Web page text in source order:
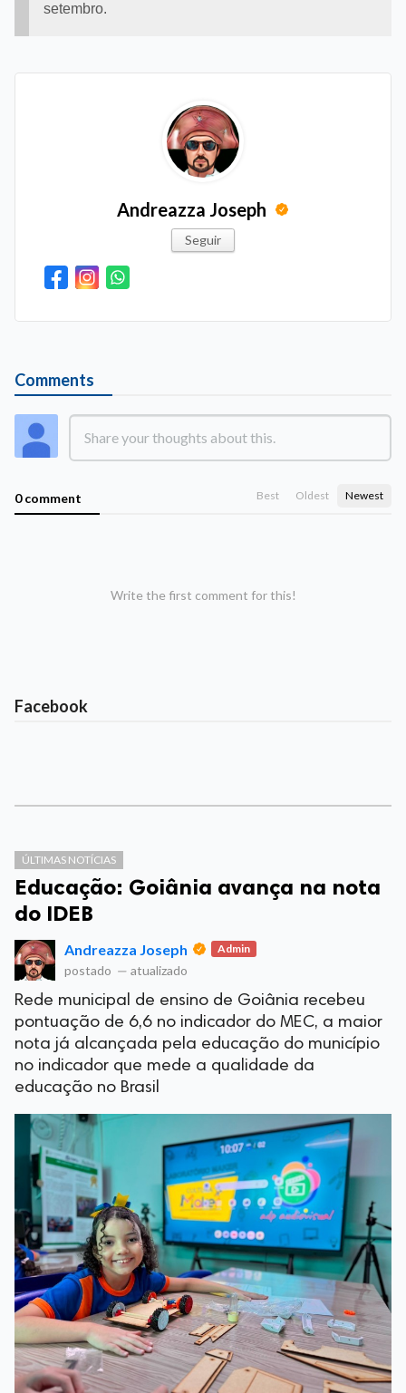
setembro.
Andreazza Joseph
Seguir
Comments
0 comment Best Oldest Newest
Write the first comment for this!
Facebook
ÚLTIMAS NOTÍCIAS
Educação: Goiânia avança na nota
do IDEB
Andreazza Joseph Admin
postado — atualizado
Rede municipal de ensino de Goiânia recebeu
pontuação de 6,6 no indicador do MEC, a maior
nota já alcançada pela educação do município
no indicador que mede a qualidade da
educação no Brasil